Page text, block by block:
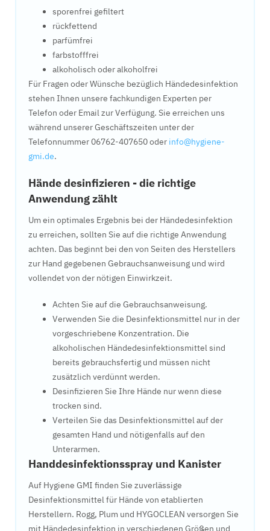
sporenfrei gefiltert
rückfettend
parfümfrei
farbstofffrei
alkoholisch oder alkoholfrei
Für Fragen oder Wünsche bezüglich Händedesinfektion
stehen Ihnen unsere fachkundigen Experten per
Telefon oder Email zur Verfügung. Sie erreichen uns
während unserer Geschäftszeiten unter der
Telefonnummer 06762-407650 oder info@hygiene-
gmi.de.
Hände desinfizieren - die richtige
Anwendung zählt
Um ein optimales Ergebnis bei der Händedesinfektion
zu erreichen, sollten Sie auf die richtige Anwendung
achten. Das beginnt bei den von Seiten des Herstellers
zur Hand gegebenen Gebrauchsanweisung und wird
vollendet von der nötigen Einwirkzeit.
Achten Sie auf die Gebrauchsanweisung.
Verwenden Sie die Desinfektionsmittel nur in der
vorgeschriebene Konzentration. Die
alkoholischen Händedesinfektionsmittel sind
bereits gebrauchsfertig und müssen nicht
zusätzlich verdünnt werden.
Desinfizieren Sie Ihre Hände nur wenn diese
trocken sind.
Verteilen Sie das Desinfektionsmittel auf der
gesamten Hand und nötigenfalls auf den
Unterarmen.
Handdesinfektionsspray und Kanister
Auf Hygiene GMI finden Sie zuverlässige
Desinfektionsmittel für Hände von etablierten
Herstellern. Rogg, Plum und HYGOCLEAN versorgen Sie
mit Händedesinfektion in verschiedenen Größen und